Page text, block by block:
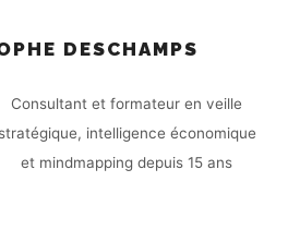
DESCHAMPS
Consultant et formateur en veille
stratégique, intelligence économique
et mindmapping depuis 15 ans